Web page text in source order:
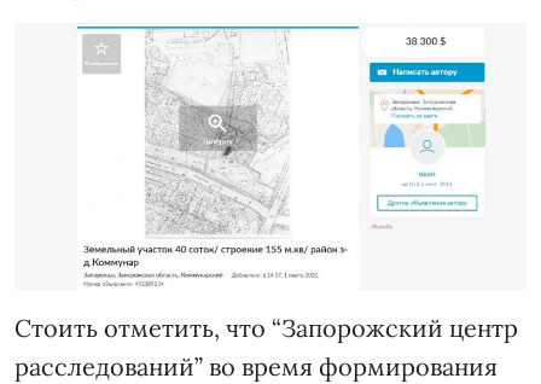
Стоить отметить, что “Запорожский центр
расследований” во время формирования